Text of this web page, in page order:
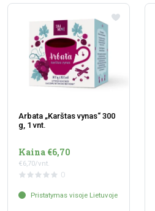
Arbata „Karštas vynas“ 300
g, 1 vnt.
Kaina €6,70
€6,70/vnt.
0
Pristatymas visoje Lietuvoje